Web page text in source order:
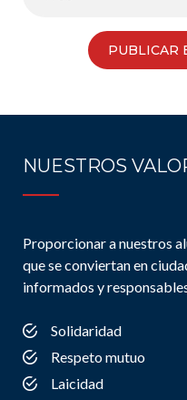
NUESTROS
Proporcionar a nuestros
que se conviertan en
informados y
Solidaridad
Respeto mutuo
Laicidad